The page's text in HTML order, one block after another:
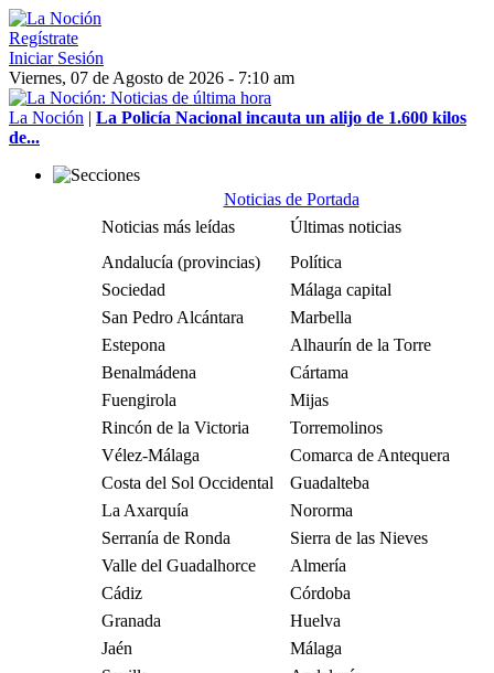
Regístrate
Iniciar Sesión
Viernes, 07 de Agosto de 2026 - 7:10 am
La Noción | La Policía Nacional incauta un alijo de 1.600 kilos
de...
Noticias de Portada
Noticias más leídas
Últimas noticias
Andalucía (provincias)
Política
Sociedad
Málaga capital
San Pedro Alcántara
Marbella
Estepona
Alhaurín de la Torre
Benalmádena
Cártama
Fuengirola
Mijas
Rincón de la Victoria
Torremolinos
Vélez-Málaga
Comarca de Antequera
Costa del Sol Occidental
Guadalteba
La Axarquía
Nororma
Serranía de Ronda
Sierra de las Nieves
Valle del Guadalhorce
Almería
Cádiz
Córdoba
Granada
Huelva
Jaén
Málaga